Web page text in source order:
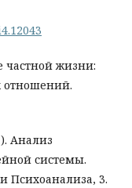
частной жизни:
отношений.
Анализ
системы.
Психоанализа, 3.